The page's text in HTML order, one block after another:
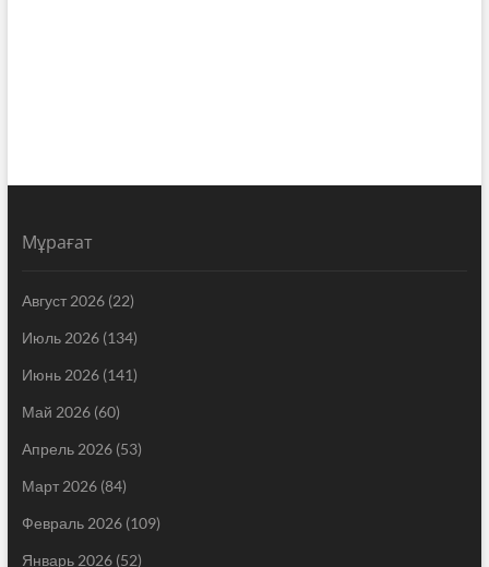
Мұрағат
Август 2026(22)
Июль 2026(134)
Июнь 2026(141)
Май 2026(60)
Апрель 2026(53)
Март 2026(84)
Февраль 2026(109)
Январь 2026(52)